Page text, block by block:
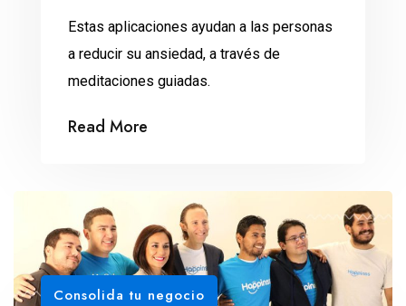
Estas aplicaciones ayudan a las personas
a reducir su ansiedad, a través de
meditaciones guiadas.
Read More
Consolida tu negocio